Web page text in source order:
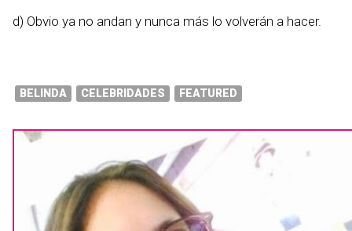
d) Obvio ya no andan y nunca más lo volverán a hacer.
BELINDA CELEBRIDADES FEATURED